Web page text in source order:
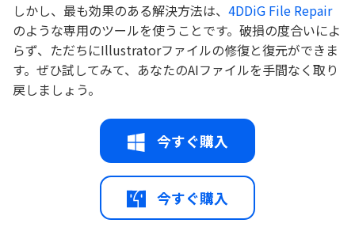
しかし、最も効果のある解決方法は、 4DDiG File Repair
のような専用のツールを使うことです。破損の度合いによ
らず、ただちにIllustratorファイルの修復と復元ができま
す。ぜひ試してみて、あなたのAIファイルを手間なく取り
戻しましょう。
今すぐ購入
今すぐ購入